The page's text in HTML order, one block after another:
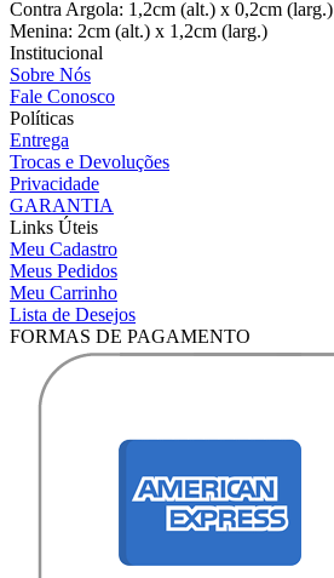
Contra Argola: 1,2cm (alt.) x 0,2cm (larg.)
Menina: 2cm (alt.) x 1,2cm (larg.)
Institucional
Sobre Nós
Fale Conosco
Políticas
Entrega
Trocas e Devoluções
Privacidade
GARANTIA
Links Úteis
Meu Cadastro
Meus Pedidos
Meu Carrinho
Lista de Desejos
FORMAS DE PAGAMENTO